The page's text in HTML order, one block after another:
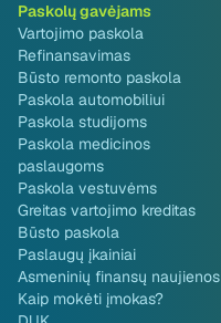
Paskolų gavėjams
Vartojimo paskola
Refinansavimas
Būsto remonto paskola
Paskola automobiliui
Paskola studijoms
Paskola medicinos
paslaugoms
Paskola vestuvėms
Greitas vartojimo kreditas
Būsto paskola
Paslaugų įkainiai
Asmeninių finansų naujienos
Kaip mokėti įmokas?